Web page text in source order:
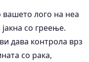
вашето лого на неа
со греење.
ви дава контрола врз
со рака,